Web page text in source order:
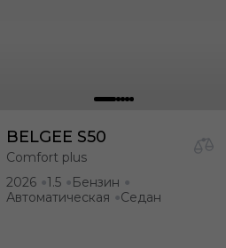
BELGEE S50
Comfort plus
2026 ●1.5 ● Бензин ●
Автоматическая ●Седан